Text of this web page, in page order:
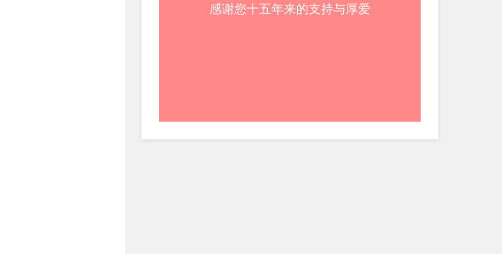
感谢您十五年来的支持与厚爱